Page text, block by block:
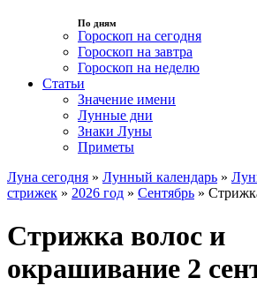
По дням
Гороскоп на сегодня
Гороскоп на завтра
Гороскоп на неделю
Статьи
Значение имени
Лунные дни
Знаки Луны
Приметы
Луна сегодня » Лунный календарь »
стрижек » 2026 год » Сентябрь »
Стрижка волос и
окрашивание 2